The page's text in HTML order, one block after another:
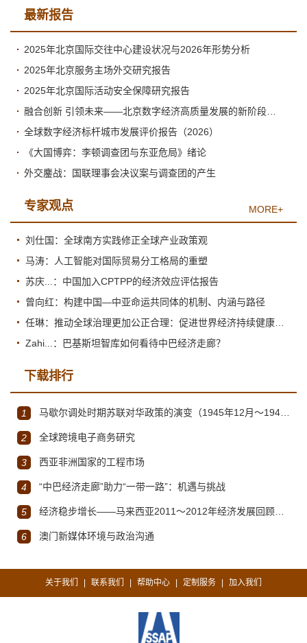
最新报告
2025年北京国际交往中心建设状况与2026年形势分析
2025年北京服务主场外交研究报告
2025年北京国际活动安全保障研究报告
全球数字经济标杆城市发展评价报告（2026）
《大国博弈：李顿调查团与东亚危局》绪论
外交鏖战：国联理事会决议案与调查团的产生
专家观点 MORE+
刘仕国：全球南方实践修正全球产业政策观
马涛：人工智能对国际贸易分工格局的重塑
苏庆...：中国加入CPTPP的经济效应评估报告
曾向红：构建中国—中亚命运共同体的机制、内涵与路径
Zahi...：巴基斯坦智库如何看待中巴经济走廊？
下载排行
1 马歇尔调处时期苏联对华政策的演变（1945年12月～1947年1月）
2 全球跨境电子商务研究
3 西亚非洲国家的工程市场
4 “中巴经济走廊”助力“一带一路”：机遇与挑战
5 经济稳步增长——马来西亚2011～2012年经济发展回顾与展望
6 澳门新媒体环境与政治沟通
关于我们 联系我们 帮助中心 定制服务 加入我们